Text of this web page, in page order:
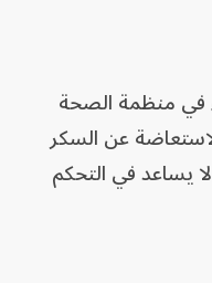
في منظمة الصحة
عن السكر
يساعد في التحكم